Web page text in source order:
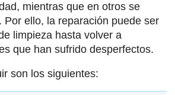
mientras que en otros se
Por ello, la reparación puede ser
limpieza hasta volver a
que han sufrido desperfectos.
son los siguientes: